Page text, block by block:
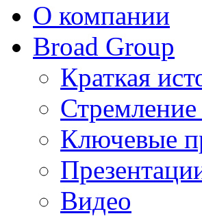
О компании
Broad Group
Краткая
Ключевые
Видео